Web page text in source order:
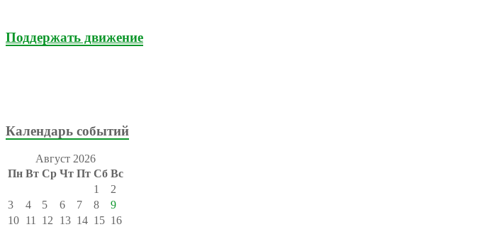
Поддержать движение
Календарь событий
Август 2026
Пн Вт Ср Чт Пт Сб Вс
1
2
3
4 5 6 7 8
9
10 11 12 13 14 15 16